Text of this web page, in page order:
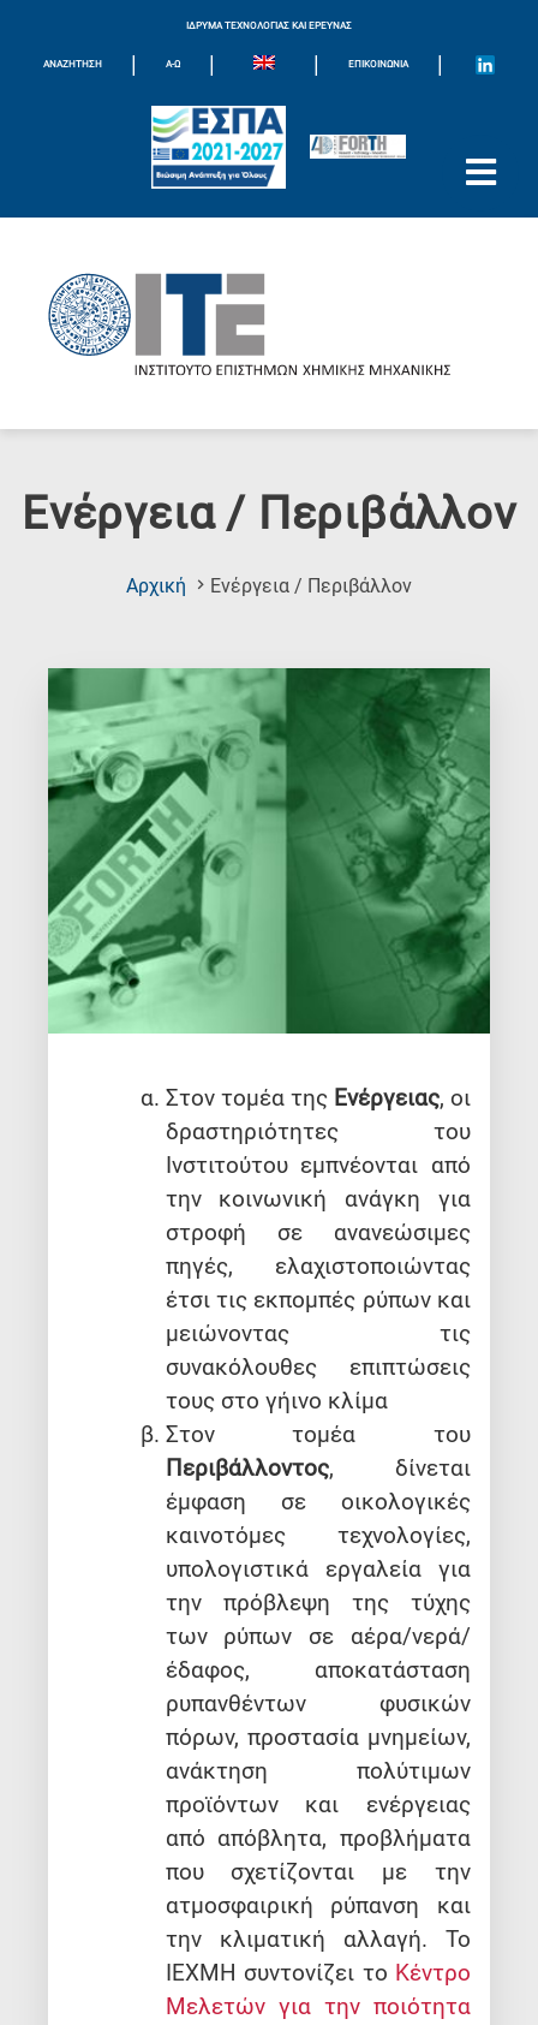
ΙΔΡΥΜΑ ΤΕΧΝΟΛΟΓΙΑΣ ΚΑΙ ΕΡΕΥΝΑΣ
ΑΝΑΖΗΤΗΣΗ | Α-Ω | | ΕΠΙΚΟΙΝΩΝΊΑ |
Ενέργεια / Περιβάλλον
Αρχική Ενέργεια / Περιβάλλον(Current
Στον τομέα της Ενέργειας, οι
δραστηριότητες του
Ινστιτούτου εμπνέονται από
την κοινωνική ανάγκη για
στροφή σε ανανεώσιμες
πηγές, ελαχιστοποιώντας
έτσι τις εκπομπές ρύπων και
μειώνοντας τις
συνακόλουθες επιπτώσεις
τους στο γήινο κλίμα
Στον τομέα του
Περιβάλλοντος, δίνεται
έμφαση σε οικολογικές
καινοτόμες τεχνολογίες,
υπολογιστικά εργαλεία για
την πρόβλεψη της τύχης
των ρύπων σε αέρα/νερά/
έδαφος, αποκατάσταση
ρυπανθέντων φυσικών
πόρων, προστασία μνημείων,
ανάκτηση πολύτιμων
προϊόντων και ενέργειας
από απόβλητα, προβλήματα
που σχετίζονται με την
ατμοσφαιρική ρύπανση και
την κλιματική αλλαγή. Το
IEXMH συντονίζει το Κέντρο
Μελετών για την ποιότητα